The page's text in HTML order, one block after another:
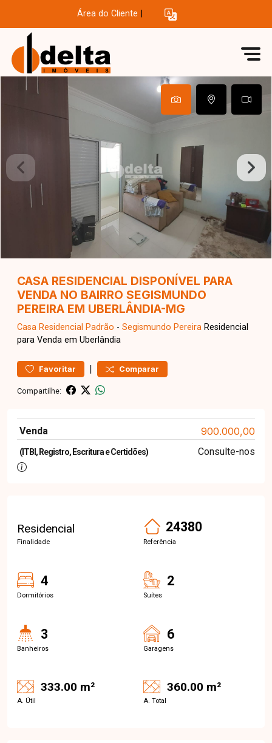
Área do Cliente
CASA RESIDENCIAL DISPONÍVEL PARA
VENDA NO BAIRRO SEGISMUNDO
PEREIRA EM UBERLÂNDIA-MG
Casa Residencial Padrão - Segismundo Pereira Residencial
para Venda em Uberlândia
Favoritar | Comparar
Compartilhe:
Venda 900.000,00
(ITBI, Registro, Escritura e Certidões) Consulte-nos
Residencial
Finalidade
24380
Referência
4
Dormitórios
2
Suítes
3
Banheiros
6
Garagens
333.00 m²
A. Útil
360.00 m²
A. Total